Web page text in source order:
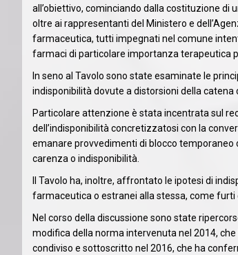
all’obiettivo, cominciando dalla costituzione di
oltre ai rappresentanti del Ministero e
farmaceutica, tutti impegnati nel comune
farmaci di particolare importanza terapeutica
In seno al Tavolo sono state esaminate le
indisponibilità dovute a distorsioni della catena
Particolare attenzione è stata incentrata sul
dell’indisponibilità concretizzatosi con la
emanare provvedimenti di blocco
carenza o indisponibilità.
Il Tavolo ha, inoltre, affrontato le ipotesi di
farmaceutica o estranei alla stessa, come furti
Nel corso della discussione sono state
modifica della norma intervenuta nel 2014,
condiviso e sottoscritto nel 2016, che ha